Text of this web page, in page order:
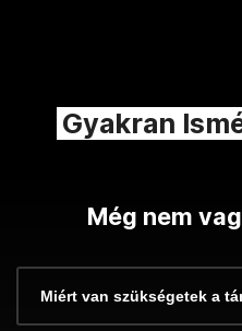
Gyakran
Még nem
Miért van szükségetek a